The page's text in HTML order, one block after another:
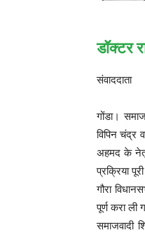
डॉक्टर
संवाददाता
गोंडा।
विपिन चंद्र
अहमद के
प्रक्रिया
गौरा
पूर्ण करा ली
समाजवादी